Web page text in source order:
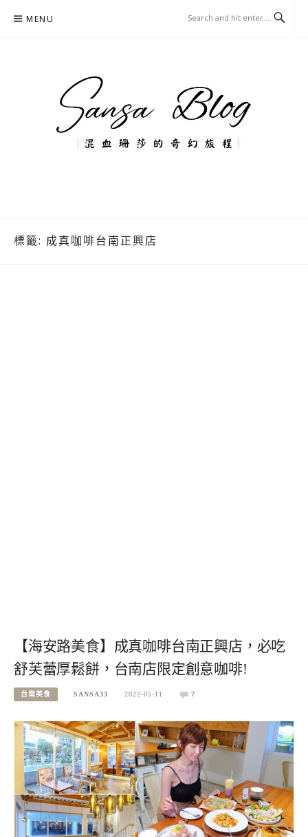
MENU
標籤: 成真咖啡台南正興店
【海安路美食】成真咖啡台南正興店，必吃
舒芙蕾厚鬆餅，台南店限定創意咖啡!
台南美食 SANSA33 2022-05-11 7